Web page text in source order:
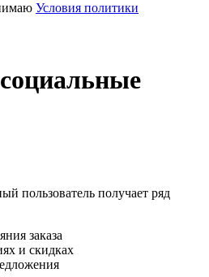
Условия политики
пользователь получает ряд
заказа
и скидках